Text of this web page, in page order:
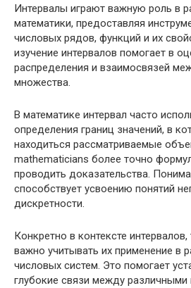
Интервалы играют важную роль в
математики, предоставляя
числовых рядов, функций и их
изучение интервалов помогает в
распределения и взаимосвязей
множества.
В математике интервал часто
определения границ значений, в
находиться рассматриваемые
mathematicians более точно
проводить доказательства.
способствует усвоению понятий
дискретности.
Конкретно в контексте интервалов,
важно учитывать их применение в
числовых систем. Это помогает
глубокие связи между различными